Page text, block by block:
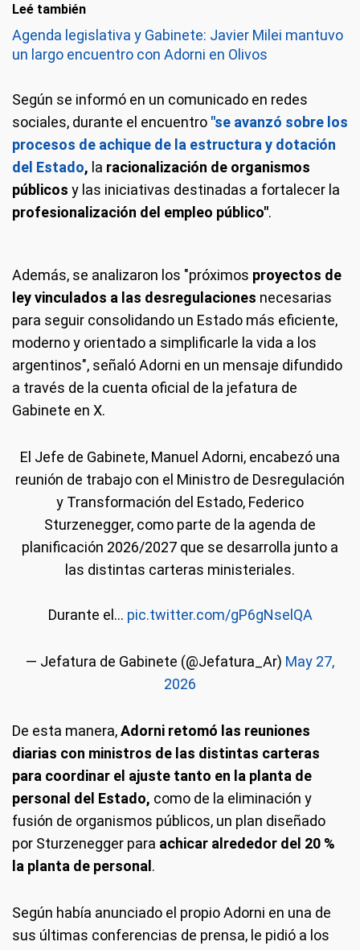
Leé también
Agenda legislativa y Gabinete: Javier Milei mantuvo
un largo encuentro con Adorni en Olivos
Según se informó en un comunicado en redes
sociales, durante el encuentro "se avanzó sobre los
procesos de achique de la estructura y dotación
del Estado, la racionalización de organismos
públicos y las iniciativas destinadas a fortalecer la
profesionalización del empleo público".
Además, se analizaron los "próximos proyectos de
ley vinculados a las desregulaciones necesarias
para seguir consolidando un Estado más eficiente,
moderno y orientado a simplificarle la vida a los
argentinos", señaló Adorni en un mensaje difundido
a través de la cuenta oficial de la jefatura de
Gabinete en X.
El Jefe de Gabinete, Manuel Adorni, encabezó una
reunión de trabajo con el Ministro de Desregulación
y Transformación del Estado, Federico
Sturzenegger, como parte de la agenda de
planificación 2026/2027 que se desarrolla junto a
las distintas carteras ministeriales.
Durante el… pic.twitter.com/gP6gNselQA
— Jefatura de Gabinete (@Jefatura_Ar) May 27,
2026
De esta manera,Adorni retomó las reuniones
diarias con ministros de las distintas carteras
para coordinar el ajuste tanto en la planta de
personal del Estado, como de la eliminación y
fusión de organismos públicos, un plan diseñado
por Sturzenegger para achicar alrededor del 20 %
la planta de personal.
Según había anunciado el propio Adorni en una de
sus últimas conferencias de prensa, le pidió a los